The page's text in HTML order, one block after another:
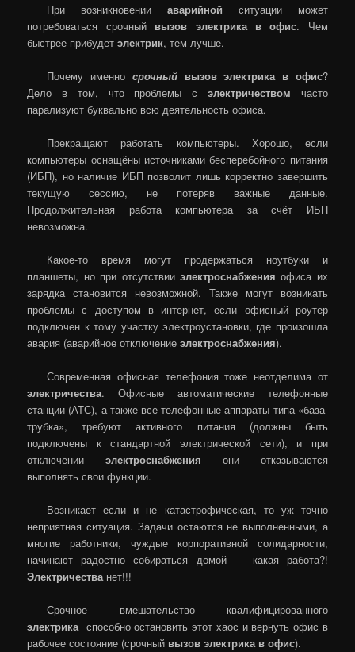
При возникновении аварийной ситуации может
потребоваться срочный вызов электрика в офис. Чем
быстрее прибудетэлектрик, тем лучше.
Почему именно срочный вызов электрика в офис?
Дело в том, что проблемы сэлектричеством часто
парализуют буквально всю деятельность офиса.
Прекращают работать компьютеры. Хорошо, если
компьютеры оснащёны источниками бесперебойного питания
(ИБП), но наличие ИБП позволит лишь корректно завершить
текущую сессию, не потеряв важные данные.
Продолжительная работа компьютера за счёт ИБП
невозможна.
Какое-то время могут продержаться ноутбуки и
планшеты, но при отсутствии электроснабжения офиса их
зарядка становится невозможной. Также могут возникать
проблемы с доступом в интернет, если офисный роутер
подключен к тому участку электроустановки, где произошла
авария (аварийное отключениеэлектроснабжения).
Современная офисная телефония тоже неотделима от
электричества. Офисные автоматические телефонные
станции (АТС), а также все телефонные аппараты типа «база-
трубка», требуют активного питания (должны быть
подключены к стандартной электрической сети), и при
отключенииэлектроснабжения они отказываются
выполнять свои функции.
Возникает если и не катастрофическая, то уж точно
неприятная ситуация. Задачи остаются не выполненными, а
многие работники, чуждые корпоративной солидарности,
начинают радостно собираться домой — какая работа?!
Электричестванет!!!
Срочное вмешательство квалифицированного
электрикаспособно остановить этот хаос и вернуть офис в
рабочее состояние (срочный вызов электрика в офис).